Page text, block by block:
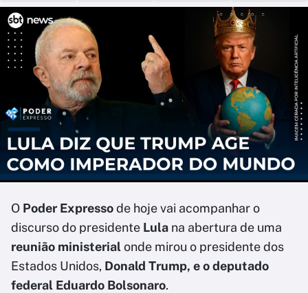
O Poder Expressode hoje vai acompanhar o
discurso do presidente Lula na abertura de uma
reunião ministerialonde mirou o presidente dos
Estados Unidos, Donald Trump, e o deputado
federal Eduardo Bolsonaro.